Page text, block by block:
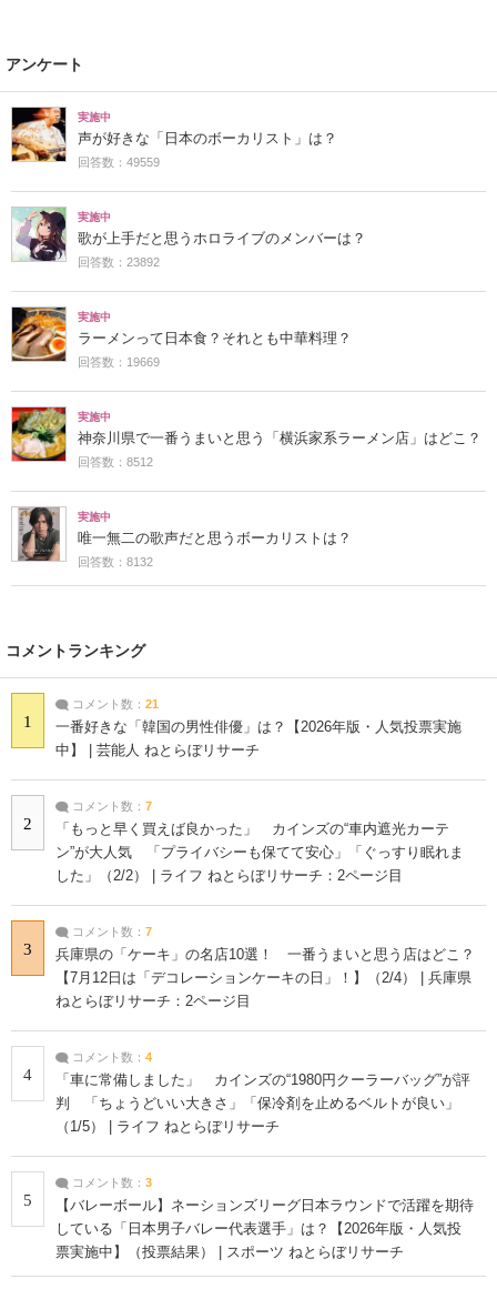
アンケート
実施中
声が好きな「日本のボーカリスト」は？
回答数：49559
実施中
歌が上手だと思うホロライブのメンバーは？
回答数：23892
実施中
ラーメンって日本食？それとも中華料理？
回答数：19669
実施中
神奈川県で一番うまいと思う「横浜家系ラーメン店」はどこ？
回答数：8512
実施中
唯一無二の歌声だと思うボーカリストは？
回答数：8132
コメントランキング
1
コメント数： 21
一番好きな「韓国の男性俳優」は？【2026年版・人気投票実施
中】 | 芸能人 ねとらぼリサーチ
2
コメント数： 7
「もっと早く買えば良かった」 カインズの“車内遮光カーテ
ン”が大人気 「プライバシーも保てて安心」「ぐっすり眠れま
した」（2/2） | ライフ ねとらぼリサーチ：2ページ目
3
コメント数： 7
兵庫県の「ケーキ」の名店10選！ 一番うまいと思う店はどこ？
【7月12日は「デコレーションケーキの日」！】（2/4） | 兵庫県
ねとらぼリサーチ：2ページ目
4
コメント数： 4
「車に常備しました」 カインズの“1980円クーラーバッグ”が評
判 「ちょうどいい大きさ」「保冷剤を止めるベルトが良い」
（1/5） | ライフ ねとらぼリサーチ
5
コメント数： 3
【バレーボール】ネーションズリーグ日本ラウンドで活躍を期待
している「日本男子バレー代表選手」は？【2026年版・人気投
票実施中】（投票結果） | スポーツ ねとらぼリサーチ